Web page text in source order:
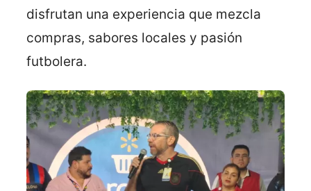
disfrutan una experiencia que mezcla
compras, sabores locales y pasión
futbolera.